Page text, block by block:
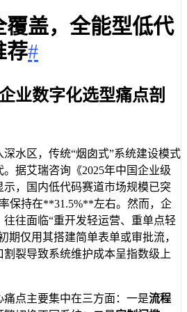
盖，全能型低代
荐#
业数字化选型痛点剖
水区，传统“烟囱式”系统建设模式
据艾瑞咨询《2025年中国企业级
，国内低代码赛道市场规模已突
保持在**31.5%**左右。然而，企
往面临“重开发轻运营、重单点轻
期仅用其搭建简单表单或审批流，
裂导致系统维护成本呈指数级上
点主要集中在三方面：一是流程